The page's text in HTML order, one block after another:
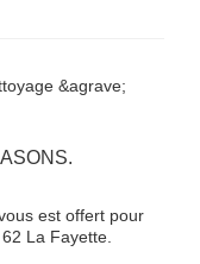
est offert pour
La Fayette.